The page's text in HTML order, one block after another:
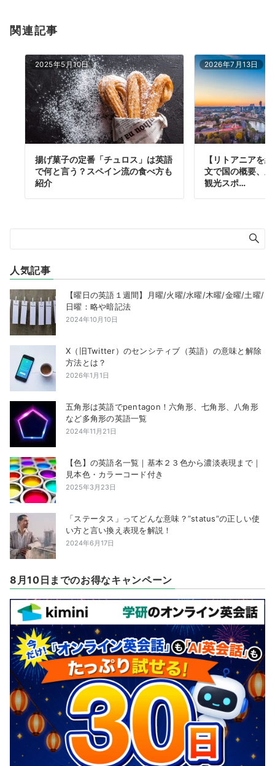
関連記事
2025年5月10日
揚げ菓子の定番「チュロス」は英語
で何と言う？スペイン流の食べ方も
紹介
2026年7月13日
【リトアニアを
文で国の概要、
観光スポ…
人気記事
【曜日の英語１週間】月曜/火曜/水曜/木曜/金曜/土曜/
日曜：略や暗記法
2024年10月10日
X（旧Twitter）のセンシティブ（英語）の意味と解除
方法とは？
2026年1月1日
五角形は英語でpentagon！六角形、七角形、八角形
など多角形の英語一覧
2024年11月21日
【色】の英語名一覧｜基本２３色から濃淡表現まで｜
見本色・カラーコード付き
2025年3月23日
「ステータス」ってどんな意味？”status”の正しい使
い方と言い換え表現を解説！
2024年6月17日
8月10日までのお得なキャンペーン